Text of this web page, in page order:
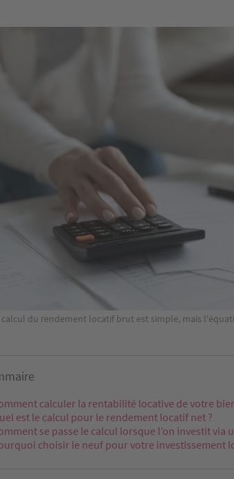
calcul du rendement locatif brut est simple, mais
calculer la rentabilité locative de votre
est le calcul pour le rendement locatif net ?
se passe le calcul lorsque l’on investit via
choisir le neuf pour votre investissement